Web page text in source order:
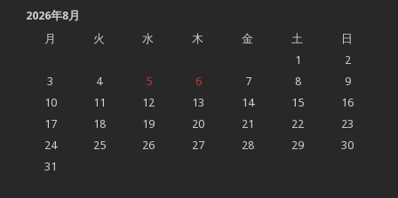
2026年8月
月
火 水 木 金 土
日
1
2
3
4 5 6 7 8
9
10
11 12 13 14 15
16
17
18 19 20 21 22
23
24
25 26 27 28 29
30
31